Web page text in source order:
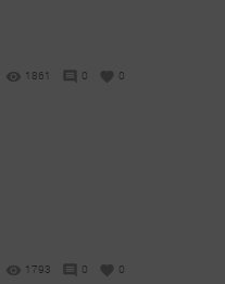
1861 0 0
1793 0 0